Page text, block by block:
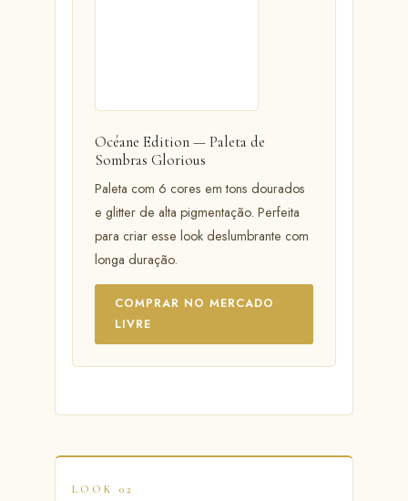
Océane Edition — Paleta de
Sombras Glorious
Paleta com 6 cores em tons dourados
e glitter de alta pigmentação. Perfeita
para criar esse look deslumbrante com
longa duração.
COMPRAR NO MERCADO
LIVRE
LOOK 02